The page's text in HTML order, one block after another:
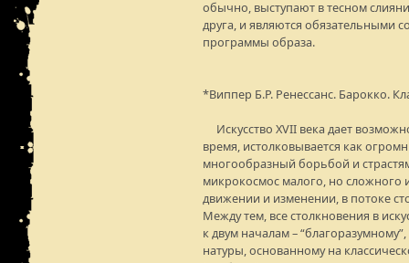
обычно, выступают в тесном
друга, и являются обязательными
программы образа.
*Виппер Б.Р. Ренессанс. Барокко.
Искусство XVII века дает
время, истолковывается как
многообразный борьбой и
микрокосмос малого, но сложного
движении и изменении, в потоке
Между тем, все столкновения в
к двум началам –
натуры, основанному на